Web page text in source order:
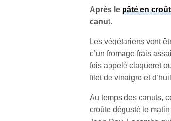
Après lepâté en
canut.
Les végétariens vont
d’un fromage frais
fois appelé claqueret
filet de vinaigre et
Au temps des canuts,
croûte dégusté le